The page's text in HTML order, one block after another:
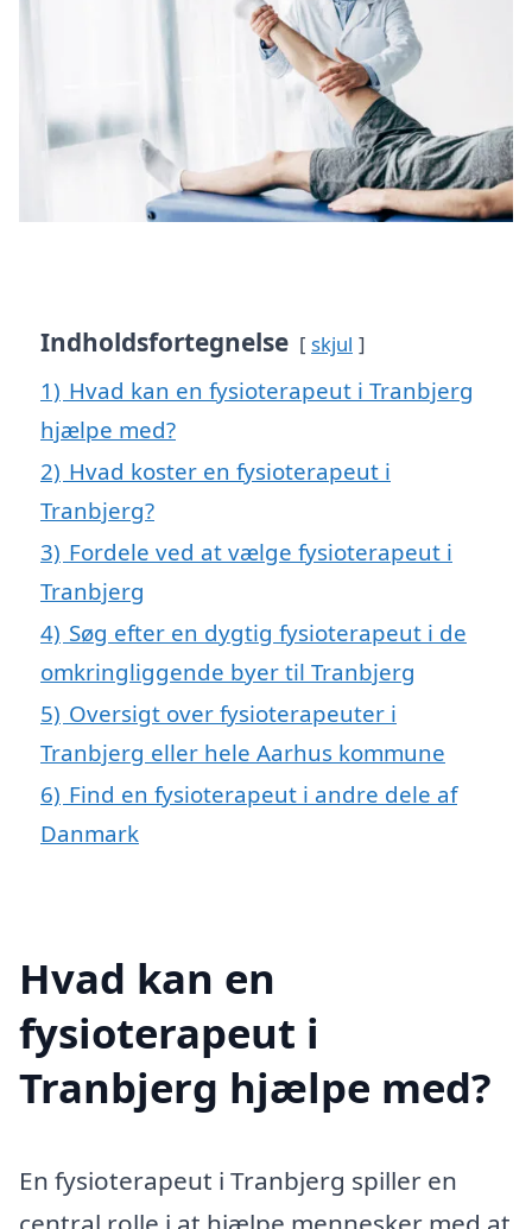
Indholdsfortegnelse skjul
1) Hvad kan en fysioterapeut i Tranbjerg
hjælpe med?
2) Hvad koster en fysioterapeut i
Tranbjerg?
3) Fordele ved at vælge fysioterapeut i
Tranbjerg
4) Søg efter en dygtig fysioterapeut i de
omkringliggende byer til Tranbjerg
5) Oversigt over fysioterapeuter i
Tranbjerg eller hele Aarhus kommune
6) Find en fysioterapeut i andre dele af
Danmark
Hvad kan en
fysioterapeut i
Tranbjerg hjælpe med?
En fysioterapeut i Tranbjerg spiller en